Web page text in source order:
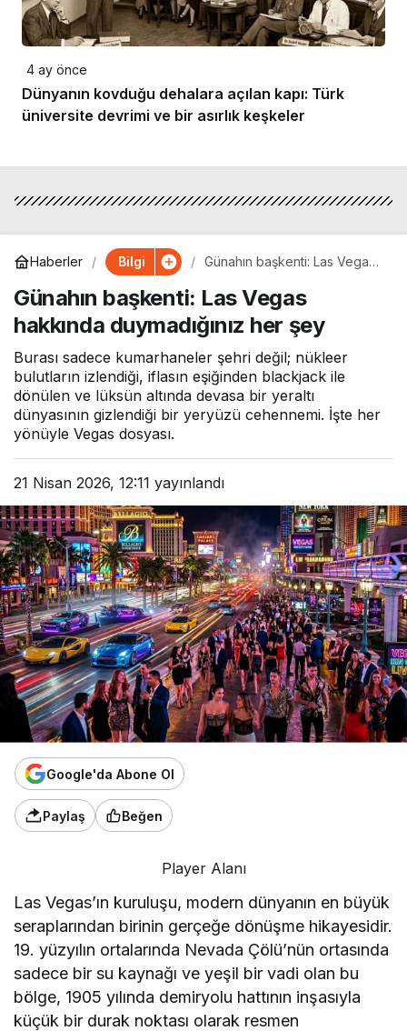
4 ay önce
Dünyanın kovduğu dehalara açılan kapı: Türk
üniversite devrimi ve bir asırlık keşkeler
Haberler Bilgi
Günahın başkenti: Las Vegas
şey
Günahın başkenti: Las Vegas
hakkında duymadığınız her şey
Burası sadece kumarhaneler şehri değil; nükleer
bulutların izlendiği, iflasın eşiğinden blackjack ile
dönülen ve lüksün altında devasa bir yeraltı
dünyasının gizlendiği bir yeryüzü cehennemi. İşte her
yönüyle Vegas dosyası.
21 Nisan 2026, 12:11 yayınlandı
Google'da Abone Ol
Paylaş Beğen
Player Alanı
Las Vegas’ın kuruluşu, modern dünyanın en büyük
seraplarından birinin gerçeğe dönüşme hikayesidir.
19. yüzyılın ortalarında Nevada Çölü’nün ortasında
sadece bir su kaynağı ve yeşil bir vadi olan bu
bölge, 1905 yılında demiryolu hattının inşasıyla
küçük bir durak noktası olarak resmen